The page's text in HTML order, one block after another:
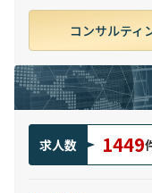
コンサルティ
求人数 1449